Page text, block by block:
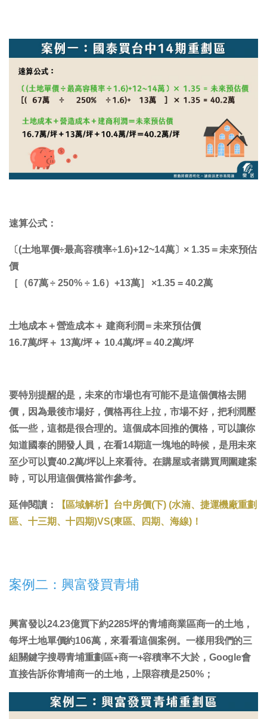
速算公式：
〔(土地單價÷最高容積率÷1.6)+12~14萬〕× 1.35＝未來預估
價
［（67萬 ÷ 250% ÷ 1.6）+13萬］ ×1.35 = 40.2萬
土地成本＋營造成本＋ 建商利潤＝未來預估價
16.7萬/坪＋ 13萬/坪 + 10.4萬/坪 = 40.2萬/坪
要特別提醒的是， 未來的市場也有可能不是這個價格去開
價，因為最後市場好，價格再往上拉，市場不好，把利潤壓
低一些，這都是很合理的。這個成本回推的價格，可以讓你
知道國泰的開發人員，在看14期這一塊地的時候，是用未來
至少可以賣40.2萬/坪以上來看待。在購屋或者購買周圍建案
時，可以用這個價格當作參考。
延伸閱讀：
【區域解析】台中房價(下) (水湳、捷運機廠重劃
區、十三期、十四期)VS(東區、四期、海線)！
案例二：興富發買青埔
興富發以24.23億買下約2285坪的青埔商業區商一的土地，
每坪土地單價約106萬，來看看這個案例。一樣用我們的三
組關鍵字搜尋青埔重劃區+商一+容積率不大於，Google會
直接告訴你青埔商一的土地，上限容積是250%；